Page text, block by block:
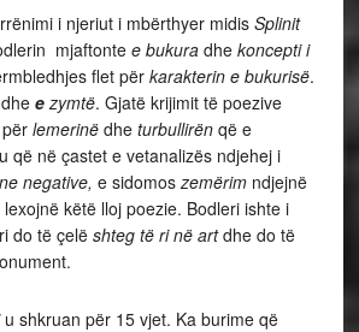
i njeriut i mbërthyer midis Splinit
mjaftontee bukuradhe koncepti i
flet për karakterin e bukurisë.
ezymtë. Gjatë krijimit të poezive
lemerinë dhe turbullirënqë e
që në çastet e vetanalizës ndjehej i
negative, e sidomoszemërimndjejnë
këtë lloj poezie. Bodleri ishte i
do të çelë shteg të ri në artdhe do të
u shkruan për 15 vjet. Ka burime që